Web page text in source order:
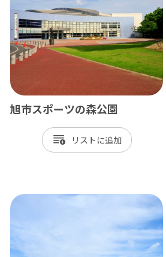
神崎町
多古町
東庄町
芝山町
旭市スポーツの森公園
リスト